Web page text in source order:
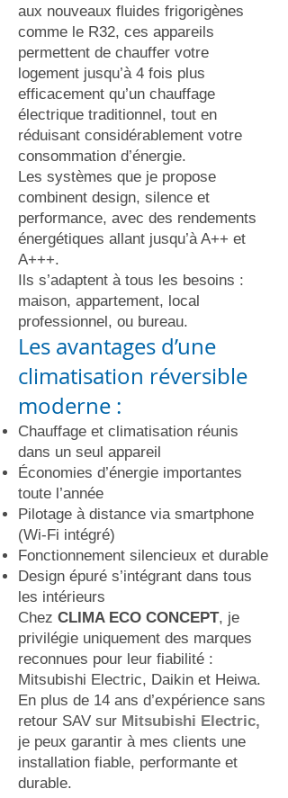
aux nouveaux fluides frigorigènes
comme le R32, ces appareils
permettent de chauffer votre
logement jusqu’à 4 fois plus
efficacement qu’un chauffage
électrique traditionnel, tout en
réduisant considérablement votre
consommation d’énergie.
Les systèmes que je propose
combinent design, silence et
performance, avec des rendements
énergétiques allant jusqu’à A++ et
A+++.
Ils s’adaptent à tous les besoins :
maison, appartement, local
professionnel, ou bureau.
Les avantages d’une
climatisation réversible
moderne :
Chauffage et climatisation réunis
dans un seul appareil
Économies d’énergie importantes
toute l’année
Pilotage à distance via smartphone
(Wi-Fi intégré)
Fonctionnement silencieux et durable
Design épuré s’intégrant dans tous
les intérieurs
Chez CLIMA ECO CONCEPT, je
privilégie uniquement des marques
reconnues pour leur fiabilité :
Mitsubishi Electric, Daikin et Heiwa.
En plus de 14 ans d’expérience sans
retour SAV sur Mitsubishi Electric,
je peux garantir à mes clients une
installation fiable, performante et
durable.